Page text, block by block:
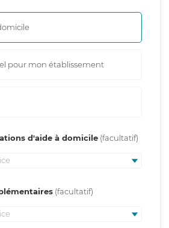
pour mon établissement
d'aide à domicile